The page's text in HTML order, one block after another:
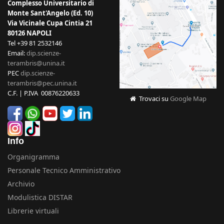
Complesso Universitario di
Monte Sant'Angelo (Ed. 10)
Via Vicinale Cupa Cintia 21
80126 NAPOLI
Tel +39 81 2532146
Email:dip.scienze-
terambris@unina.it
PECdip.scienze-
terambris@pec.unina.it
C.F. | P.IVA 00876220633
Trovaci su Google Map
Info
Organigramma
Personale Tecnico Amministrativo
Archivio
Modulistica DISTAR
Librerie virtuali